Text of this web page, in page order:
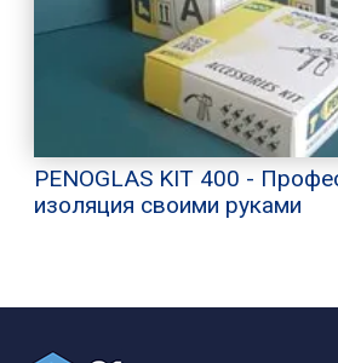
PENOGLAS KIT 400 -
изоляция своими руками